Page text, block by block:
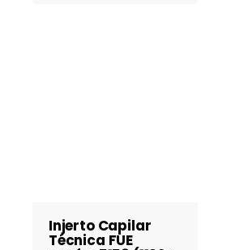
Injerto Capilar
Técnica FUE